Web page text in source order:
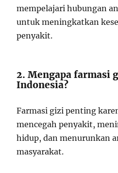
mempelajari hubungan
untuk meningkatkan
penyakit.
2. Mengapa farmasi
Indonesia?
Farmasi gizi penting
mencegah penyakit,
hidup, dan menurunkan
masyarakat.